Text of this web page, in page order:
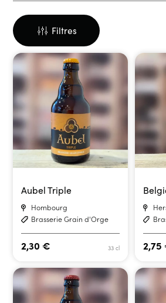
Filtres
Aubel Triple
Hombourg
Brasserie Grain d'Orge
33 cl
2,30€ 2,75